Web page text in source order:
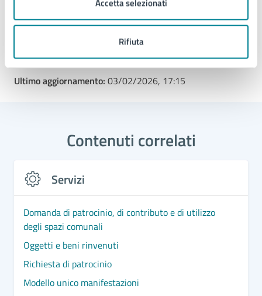
Accetta selezionati
Rifiuta
Tipo di evento: Laboratorio
Ultimo aggiornamento: 03/02/2026, 17:15
Contenuti correlati
Servizi
Domanda di patrocinio, di contributo e di utilizzo
degli spazi comunali
Oggetti e beni rinvenuti
Richiesta di patrocinio
Modello unico manifestazioni